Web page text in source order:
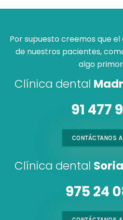
Por supuesto creemos que
de nuestros pacientes,
algo
Clínica dental
91 477
CONTÁCTANOS
Clínica dental Soria
975 24